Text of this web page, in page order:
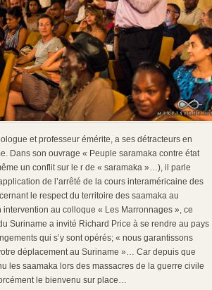
et professeur émérite, a ses détracteurs en
Dans son ouvrage « Peuple saramaka contre état
un conflit sur le r de « saramaka »…), il parle
de l’arrêté de la cours interaméricaine des
le respect du territoire des saamaka au
intervention au colloque « Les Marronnages », ce
Suriname a invité Richard Price à se rendre au pays
qui s’y sont opérés; « nous garantissons
déplacement au Suriname »… Car depuis que
les saamaka lors des massacres de la guerre civile
le bienvenu sur place…